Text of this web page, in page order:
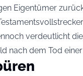
Eigentümer
verdeutlicht
nach dem Tod